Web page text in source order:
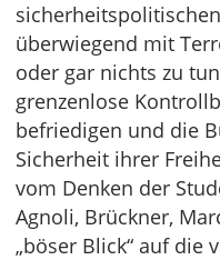
überwiegend mit
oder gar nichts zu
grenzenlose
befriedigen und die
Sicherheit ihrer
vom Denken der
Agnoli, Brückner,
„böser Blick“ auf die